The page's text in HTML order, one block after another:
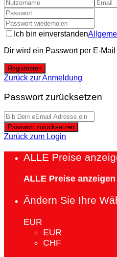
Ich bin einverstanden
Dir wird ein Passwort per E-
Registrieren
Zurück zur Anmeldung
Passwort zurücksetzen
Passwort zurücksetzen
Zurück zum Login
ALLE Preise
ALLE Preise
Ändern Sie Ihre
EUR
EUR
CHF